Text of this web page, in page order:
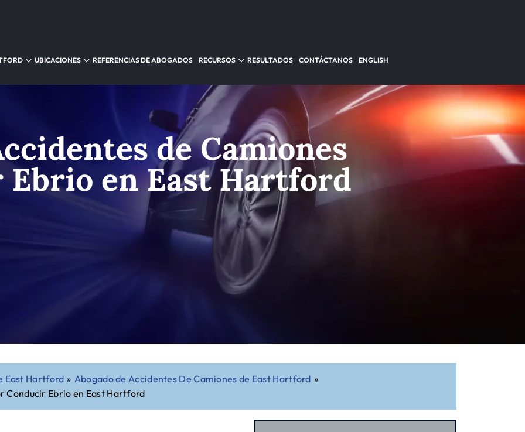
UBICACIONES REFERENCIAS DE ABOGADOS RECURSOS RESULTADOS CONTÁCTANOS ENGLISH
de Camiones
en East Hartford
East Hartford » Abogado de Accidentes De Camiones de East Hartford »
Conducir Ebrio en East Hartford